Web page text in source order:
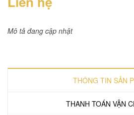
Mô tả đang cập nhật
THÔNG TIN SẢN
THANH TOÁN VẬN